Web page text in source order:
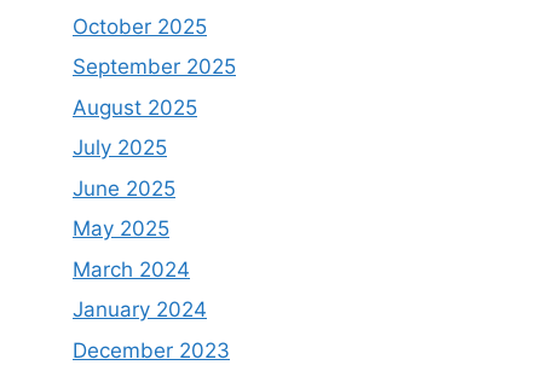
October 2025
September 2025
August 2025
July 2025
June 2025
May 2025
March 2024
January 2024
December 2023